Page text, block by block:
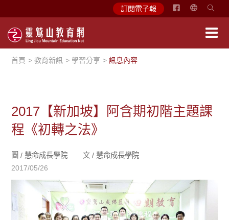
訂閱電子報
简
首頁 教育新訊 學習分享 訊息內容
2017【新加坡】阿含期初階主題課
程《初轉之法》
圖 / 慧命成長學院 文 / 慧命成長學院
2017/05/26